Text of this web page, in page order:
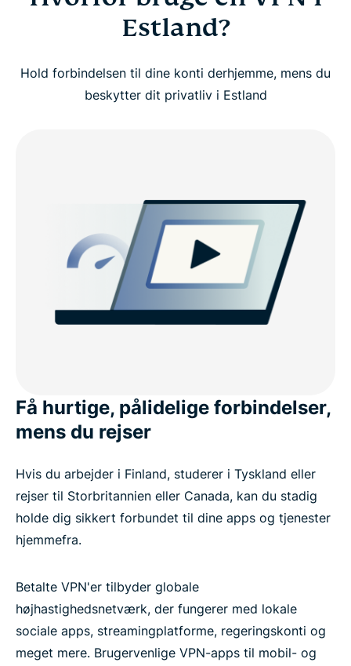
Estland?
Hold forbindelsen til dine konti derhjemme, mens du
beskytter dit privatliv i Estland
Få hurtige, pålidelige forbindelser,
mens du rejser
Hvis du arbejder i Finland, studerer i Tyskland eller
rejser til Storbritannien eller Canada, kan du stadig
holde dig sikkert forbundet til dine apps og tjenester
hjemmefra.
Betalte VPN'er tilbyder globale
højhastighedsnetværk, der fungerer med lokale
sociale apps, streamingplatforme, regeringskonti og
meget mere. Brugervenlige VPN-apps til mobil- og